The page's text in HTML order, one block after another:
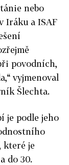
nebo
Iráku a ISAF
povodních,
vyjmenoval
Šlechta.
je podle jeho
které je
do 30.